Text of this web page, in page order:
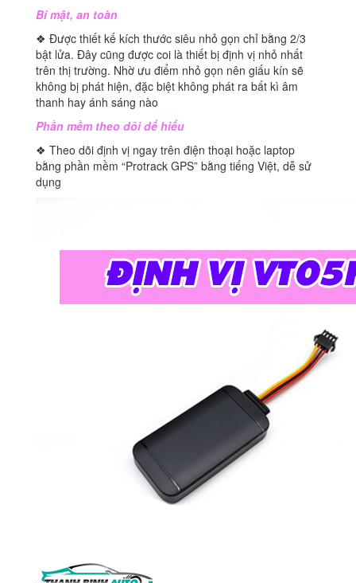
Bí mật, an toàn
❖ Được thiết kế kích thước siêu nhỏ gọn chỉ bằng 2/3
bật lửa. Đây cũng được coi là thiết bị định vị nhỏ nhất
trên thị trường. Nhờ ưu điểm nhỏ gọn nên giấu kín sẽ
không bị phát hiện, đặc biệt không phát ra bất kì âm
thanh hay ánh sáng nào
Phần mềm theo dõi dể hiểu
❖ Theo dõi định vị ngay trên điện thoại hoặc laptop
bằng phần mềm “Protrack GPS” bằng tiếng Việt, dễ sử
dụng